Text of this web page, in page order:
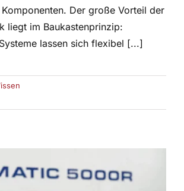
Der große Vorteil der
liegt im Baukastenprinzip:
lassen sich flexibel [...]